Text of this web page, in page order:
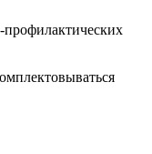
профилактических